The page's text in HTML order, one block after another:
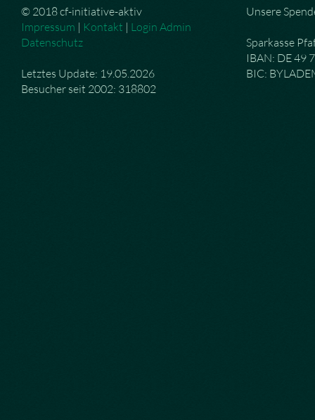
© 2018 cf-initiative-aktiv
Impressum | Kontakt | Login Admin
Datenschutz
Letztes Update: 19.05.2026
Besucher seit 2002: 318802
Unsere
Sparkasse
IBAN: DE 49
BIC: